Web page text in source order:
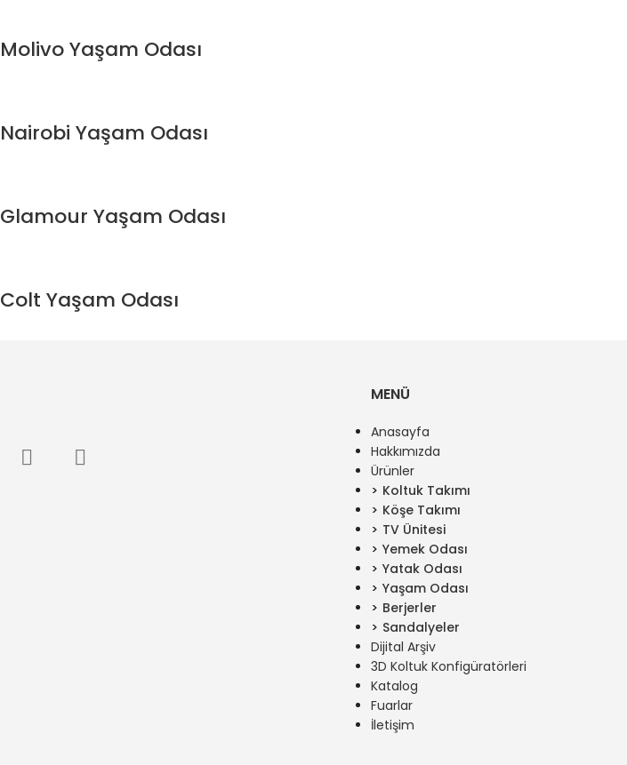
Molivo Yaşam Odası
Nairobi Yaşam Odası
Glamour Yaşam Odası
Colt Yaşam Odası
MENÜ
Anasayfa
Hakkımızda
Ürünler
Koltuk Takımı
Köşe Takımı
TV Ünitesi
Yemek Odası
Yatak Odası
Yaşam Odası
Berjerler
Sandalyeler
Dijital Arşiv
3D Koltuk Konfigüratörleri
Katalog
Fuarlar
İletişim